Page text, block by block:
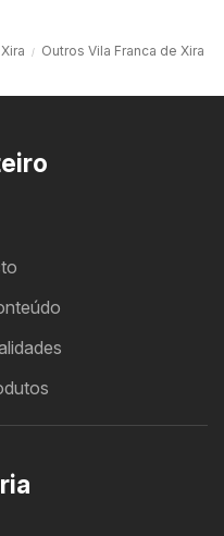
Outros Vila Franca de Xira